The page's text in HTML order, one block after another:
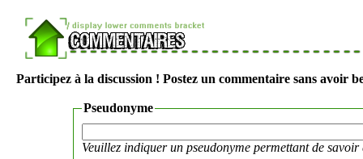
Participez à la discussion ! Postez un commentaire sans avoir
Pseudonyme
Veuillez indiquer un pseudonyme permettant de savoir